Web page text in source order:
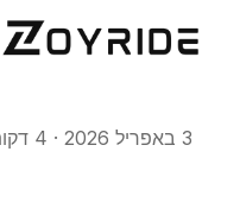
3 באפריל 2026 · 4 דקות קריאה